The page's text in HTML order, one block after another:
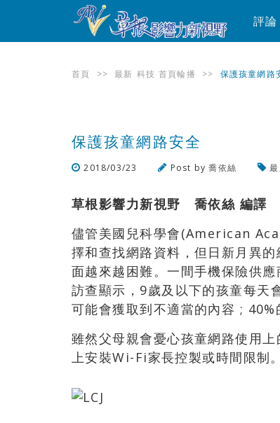
評論
首頁 >> 最新 科技 首頁輪播 >> 保護孩童網路
保護孩童網路安全
2018/03/23 Post by喬依絲
草根影響力新視野 喬依絲 編譯
儘管美國兒科學會(American
擇和查找網路資料，但日新月異
面越來越困難。一間手機保險供
訪查顯示，9歲及以下的孩童每天
可能會獲取到不適當的內容 ; 40%
雖然父母親會憂心孩童網路使用
上安裝Wi-Fi家長控製或時間限制